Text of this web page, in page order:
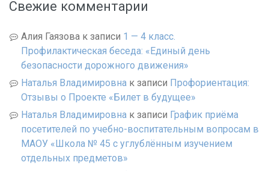
Свежие комментарии
Алия Гаязова к записи 1 — 4 класс.
Профилактическая беседа: «Единый день
безопасности дорожного движения»
Наталья Владимировна к записи Профориентация:
Отзывы о Проекте «Билет в будущее»
Наталья Владимировна к записи График приёма
посетителей по учебно-воспитательным вопросам в
МАОУ «Школа № 45 с углублённым изучением
отдельных предметов»